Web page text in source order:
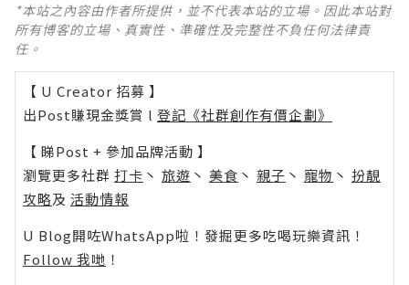
*本站之內容由作者所提供，並不代表本站的立場。因此本站對
所有博客的立場、真實性、準確性及完整性不負任何法律責
任。
【 U Creator 招募 】
出Post賺現金獎賞 l 登記《社群創作有價企劃》
【 睇Post + 參加品牌活動 】
瀏覽更多社群 打卡 丶 旅遊 丶 美食 丶 親子 丶 寵物 丶 扮靚
攻略及 活動情報
U Blog開咗WhatsApp啦！發掘更多吃喝玩樂資訊！
Follow 我哋 ！